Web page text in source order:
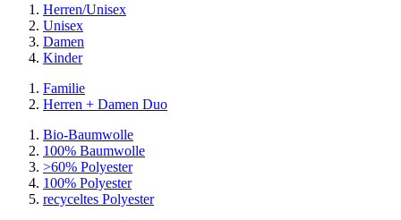
Herren/Unisex
Unisex
Damen
Kinder
Familie
Herren + Damen Duo
Bio-Baumwolle
100% Baumwolle
>60% Polyester
100% Polyester
recyceltes Polyester